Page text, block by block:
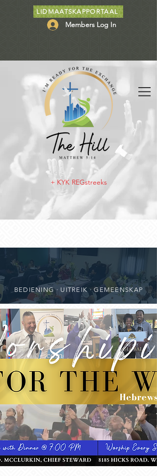
+ KYK REGstreeks
LIDMAATSKAPPORTAAL
Members Log In
BEDIENING · UITREIK · GEMEENSKAP